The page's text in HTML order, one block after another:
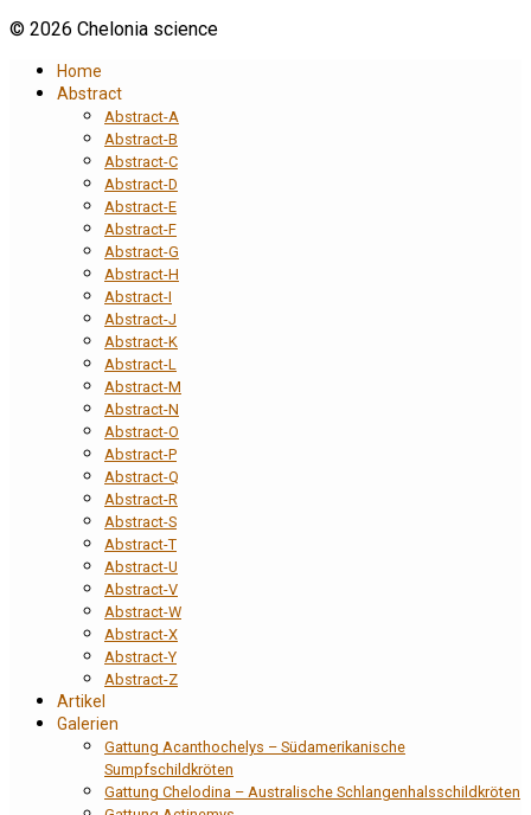
© 2026 Chelonia science
Home
Abstract
Abstract-A
Abstract-B
Abstract-C
Abstract-D
Abstract-E
Abstract-F
Abstract-G
Abstract-H
Abstract-I
Abstract-J
Abstract-K
Abstract-L
Abstract-M
Abstract-N
Abstract-O
Abstract-P
Abstract-Q
Abstract-R
Abstract-S
Abstract-T
Abstract-U
Abstract-V
Abstract-W
Abstract-X
Abstract-Y
Abstract-Z
Artikel
Galerien
Gattung Acanthochelys – Südamerikanische
Sumpfschildkröten
Gattung Chelodina – Australische Schlangenhalsschildkröten